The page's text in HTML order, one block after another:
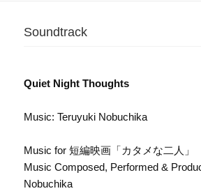
Soundtrack
Quiet Night Thoughts
Music: Teruyuki Nobuchika
Music for 短編映画「カタメな二人」
Music Composed, Performed &
Nobuchika